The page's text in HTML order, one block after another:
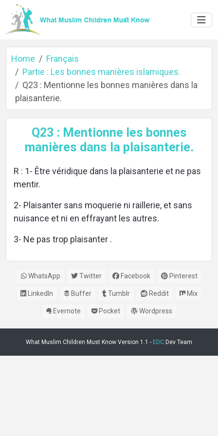
Home
About
Languages
Home
Français
Partie : Les bonnes manières islamiques.
Q23 : Mentionne les bonnes manières dans la
plaisanterie.
Q23 : Mentionne les bonnes
manières dans la plaisanterie.
R : 1- Être véridique dans la plaisanterie et ne pas
mentir.
2- Plaisanter sans moquerie ni raillerie, et sans
nuisance et ni en effrayant les autres.
3- Ne pas trop plaisanter .
WhatsApp Twitter Facebook Pinterest
LinkedIn Buffer Tumblr Reddit Mix
Evernote Pocket Wordpress
What Muslim Children Must Know Version 1.1 - EDC Dev Team